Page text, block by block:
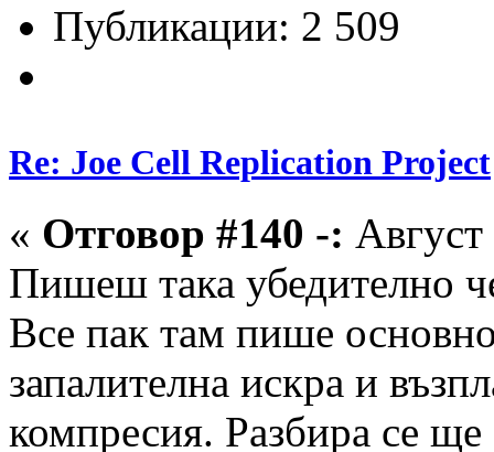
Публикации: 2 509
Re: Joe Cell Replication Project
« Отговор #140 -:
Пишеш така убедително
Все пак там пише
запалителна искра и
компресия. Разбира се